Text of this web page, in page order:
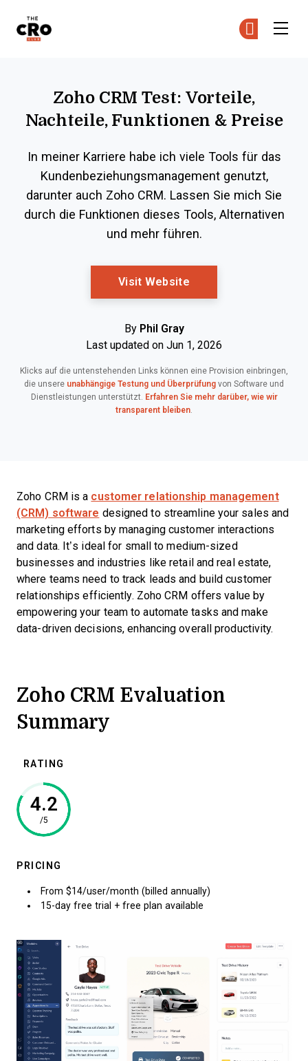
Zoho CRM Test: Vorteile,
Nachteile, Funktionen & Preise
In meiner Karriere habe ich viele Tools für das
Kundenbeziehungsmanagement genutzt,
darunter auch Zoho CRM. Lassen Sie mich Sie
durch die Funktionen dieses Tools, Alternativen
und mehr führen.
Visit Website
By Phil Gray
Last updated on Jun 1, 2026
Klicks auf die untenstehenden Links können eine Provision einbringen,
die unsere unabhängige Testung und Überprüfung von Software und
Dienstleistungen unterstützt. Erfahren Sie mehr darüber, wie wir
transparent bleiben.
Zoho CRM is a customer relationship management
(CRM) software designed to streamline your sales and
marketing efforts by managing customer interactions
and data. It’s ideal for small to medium-sized
businesses and industries like retail and real estate,
where teams need to track leads and build customer
relationships efficiently. Zoho CRM offers value by
empowering your team to automate tasks and make
data-driven decisions, enhancing overall productivity.
Zoho CRM Evaluation
Summary
RATING
4.2
/5
PRICING
From $14/user/month (billed annually)
15-day free trial + free plan available